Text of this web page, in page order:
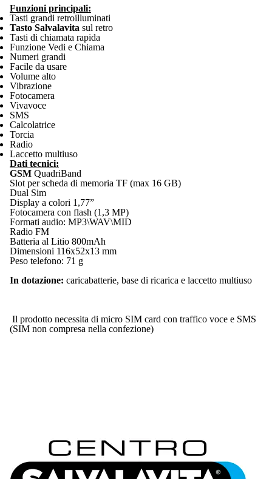
Funzioni principali:
Tasti grandi retroilluminati
Tasto Salvalavita sul retro
Tasti di chiamata rapida
Funzione Vedi e Chiama
Numeri grandi
Facile da usare
Volume alto
Vibrazione
Fotocamera
Vivavoce
SMS
Calcolatrice
Torcia
Radio
Laccetto multiuso
Dati tecnici:
GSM QuadriBand
Slot per scheda di memoria TF (max 16 GB)
Dual Sim
Display a colori 1,77”
Fotocamera con flash (1,3 MP)
Formati audio: MP3\WAV\MID
Radio FM
Batteria al Litio 800mAh
Dimensioni 116x52x13 mm
Peso telefono: 71 g
In dotazione: caricabatterie, base di ricarica e laccetto multiuso
Il prodotto necessita di micro SIM card con traffico voce e SMS
(SIM non compresa nella confezione)